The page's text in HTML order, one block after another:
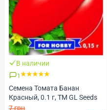
В наличии
1
Семена Томата Банан
Красный, 0.1 г, ТМ GL Seeds
7 грн